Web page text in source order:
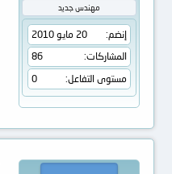
مهندس جديد
إنضم
20 مايو 2010
المشاركات
86
مستوى التفاعل
0